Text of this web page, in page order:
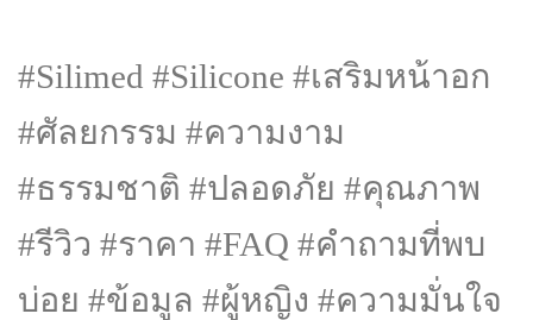
#Silimed #Silicone #เสริมหน้าอก
#ศัลยกรรม #ความงาม
#ธรรมชาติ #ปลอดภัย #คุณภาพ
#รีวิว #ราคา #FAQ #คำถามที่พบ
บ่อย #ข้อมูล #ผู้หญิง #ความมั่นใจ